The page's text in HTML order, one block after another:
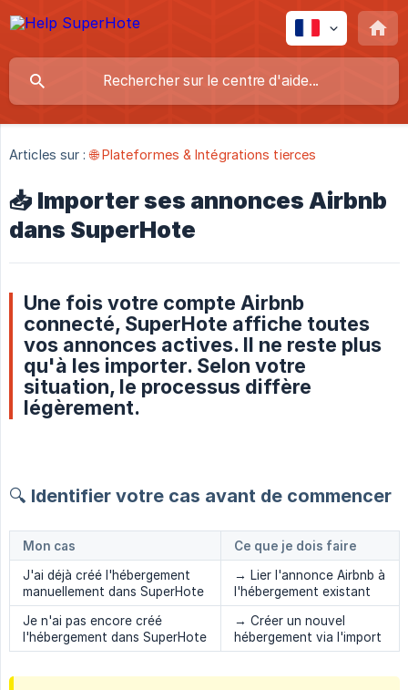
Articles sur : 🌐 Plateformes & Intégrations tierces
📥 Importer ses annonces Airbnb
dans SuperHote
Une fois votre compte Airbnb
connecté, SuperHote affiche toutes
vos annonces actives. Il ne reste plus
qu'à les importer. Selon votre
situation, le processus diffère
légèrement.
🔍 Identifier votre cas avant de commencer
Mon cas
Ce que je dois faire
J'ai déjà créé l'hébergement
manuellement dans SuperHote
→ Lier l'annonce Airbnb à
l'hébergement existant
Je n'ai pas encore créé
l'hébergement dans SuperHote
→ Créer un nouvel
hébergement via l'import